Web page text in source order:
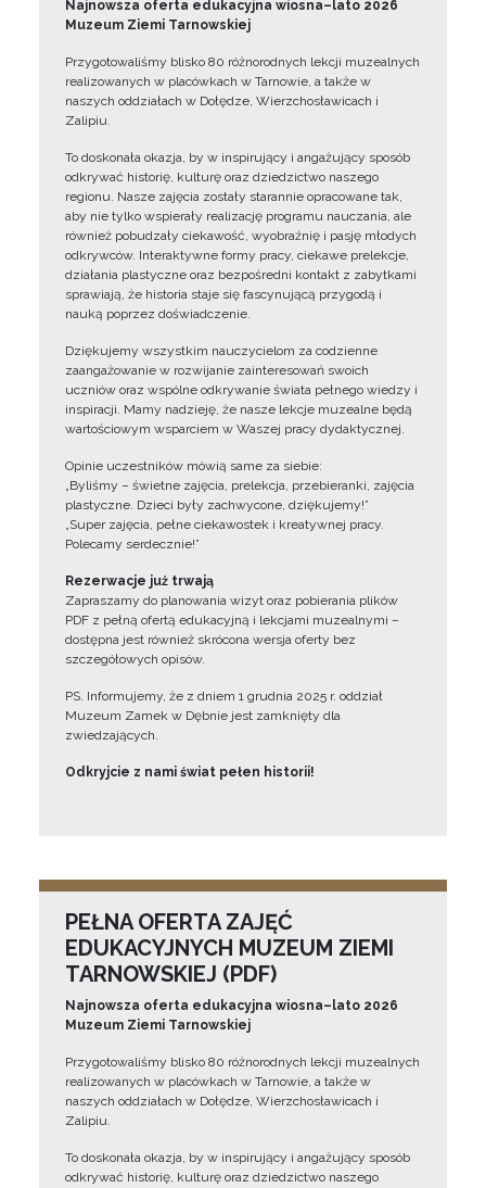
Najnowsza oferta edukacyjna wiosna–lato 2026
Muzeum Ziemi Tarnowskiej
Przygotowaliśmy blisko 80 różnorodnych lekcji muzealnych
realizowanych w placówkach w Tarnowie, a także w
naszych oddziałach w Dołędze, Wierzchosławicach i
Zalipiu.
To doskonała okazja, by w inspirujący i angażujący sposób
odkrywać historię, kulturę oraz dziedzictwo naszego
regionu. Nasze zajęcia zostały starannie opracowane tak,
aby nie tylko wspierały realizację programu nauczania, ale
również pobudzały ciekawość, wyobraźnię i pasję młodych
odkrywców. Interaktywne formy pracy, ciekawe prelekcje,
działania plastyczne oraz bezpośredni kontakt z zabytkami
sprawiają, że historia staje się fascynującą przygodą i
nauką poprzez doświadczenie.
Dziękujemy wszystkim nauczycielom za codzienne
zaangażowanie w rozwijanie zainteresowań swoich
uczniów oraz wspólne odkrywanie świata pełnego wiedzy i
inspiracji. Mamy nadzieję, że nasze lekcje muzealne będą
wartościowym wsparciem w Waszej pracy dydaktycznej.
Opinie uczestników mówią same za siebie:
„Byliśmy – świetne zajęcia, prelekcja, przebieranki, zajęcia
plastyczne. Dzieci były zachwycone, dziękujemy!”
„Super zajęcia, pełne ciekawostek i kreatywnej pracy.
Polecamy serdecznie!”
Rezerwacje już trwają
Zapraszamy do planowania wizyt oraz pobierania plików
PDF z pełną ofertą edukacyjną i lekcjami muzealnymi –
dostępna jest również skrócona wersja oferty bez
szczegółowych opisów.
PS. Informujemy, że z dniem 1 grudnia 2025 r. oddział
Muzeum Zamek w Dębnie jest zamknięty dla
zwiedzających.
Odkryjcie z nami świat pełen historii!
PEŁNA OFERTA ZAJĘĆ
EDUKACYJNYCH MUZEUM ZIEMI
TARNOWSKIEJ (PDF)
Najnowsza oferta edukacyjna wiosna–lato 2026
Muzeum Ziemi Tarnowskiej
Przygotowaliśmy blisko 80 różnorodnych lekcji muzealnych
realizowanych w placówkach w Tarnowie, a także w
naszych oddziałach w Dołędze, Wierzchosławicach i
Zalipiu.
To doskonała okazja, by w inspirujący i angażujący sposób
odkrywać historię, kulturę oraz dziedzictwo naszego